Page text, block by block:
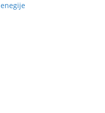
enegije